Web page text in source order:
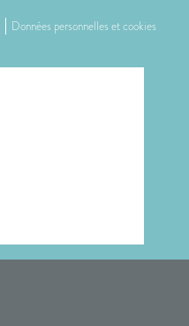
Données personnelles et cookies